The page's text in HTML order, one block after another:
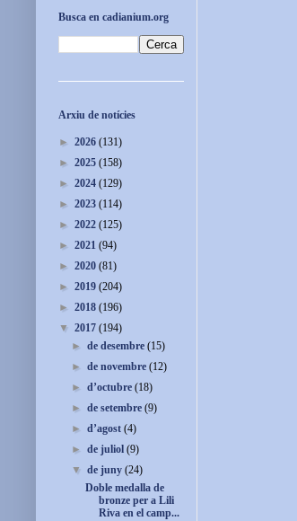
Busca en cadianium.org
Arxiu de notícies
► 2026 (131)
► 2025 (158)
► 2024 (129)
► 2023 (114)
► 2022 (125)
► 2021 (94)
► 2020 (81)
► 2019 (204)
► 2018 (196)
▼ 2017 (194)
►de desembre(15)
►de novembre(12)
►d’octubre(18)
►de setembre(9)
►d’agost(4)
►de juliol(9)
▼de juny(24)
Doble medalla de
bronze per a Lili
Riva en el camp...